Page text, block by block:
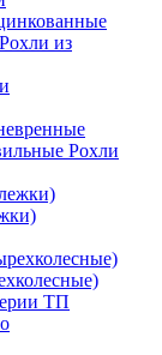
Рохли из
Рохли
ТП